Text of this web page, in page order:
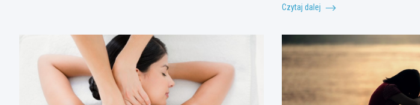
Czytaj dalej